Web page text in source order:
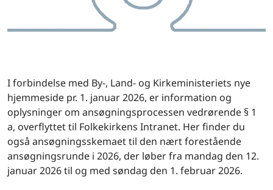
I forbindelse med By-, Land- og Kirkeministeriets nye
hjemmeside pr. 1. januar 2026, er information og
oplysninger om ansøgningsprocessen vedrørende § 1
a, overflyttet til Folkekirkens Intranet. Her finder du
også ansøgningsskemaet til den nært forestående
ansøgningsrunde i 2026, der løber fra mandag den 12.
januar 2026 til og med søndag den 1. februar 2026.